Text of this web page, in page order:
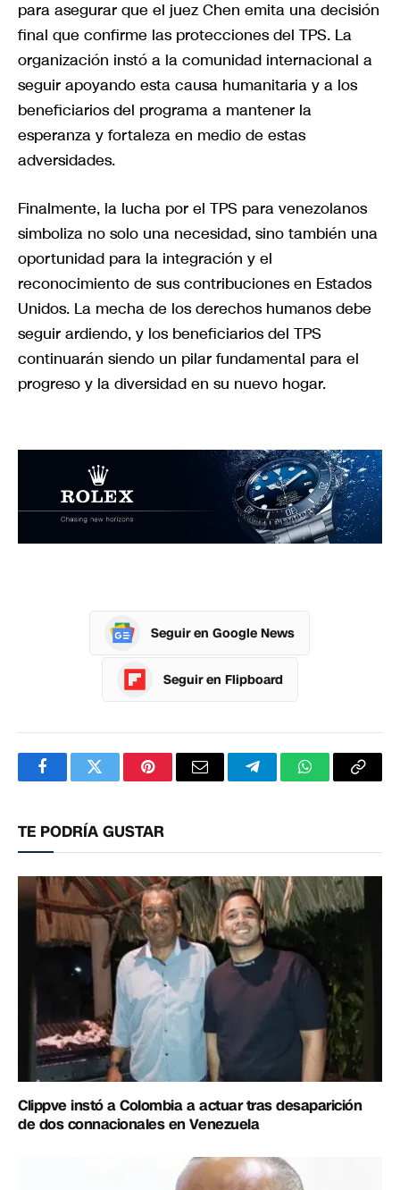
para asegurar que el juez Chen emita una decisión
final que confirme las protecciones del TPS. La
organización instó a la comunidad internacional a
seguir apoyando esta causa humanitaria y a los
beneficiarios del programa a mantener la
esperanza y fortaleza en medio de estas
adversidades.
Finalmente, la lucha por el TPS para venezolanos
simboliza no solo una necesidad, sino también una
oportunidad para la integración y el
reconocimiento de sus contribuciones en Estados
Unidos. La mecha de los derechos humanos debe
seguir ardiendo, y los beneficiarios del TPS
continuarán siendo un pilar fundamental para el
progreso y la diversidad en su nuevo hogar.
Seguir en Google News
Seguir en Flipboard
FacebookTwitterPinterestCorreoTelegramWhatsApp
TE PODRÍA GUSTAR
Clippve instó a Colombia a actuar tras desaparición
de dos connacionales en Venezuela